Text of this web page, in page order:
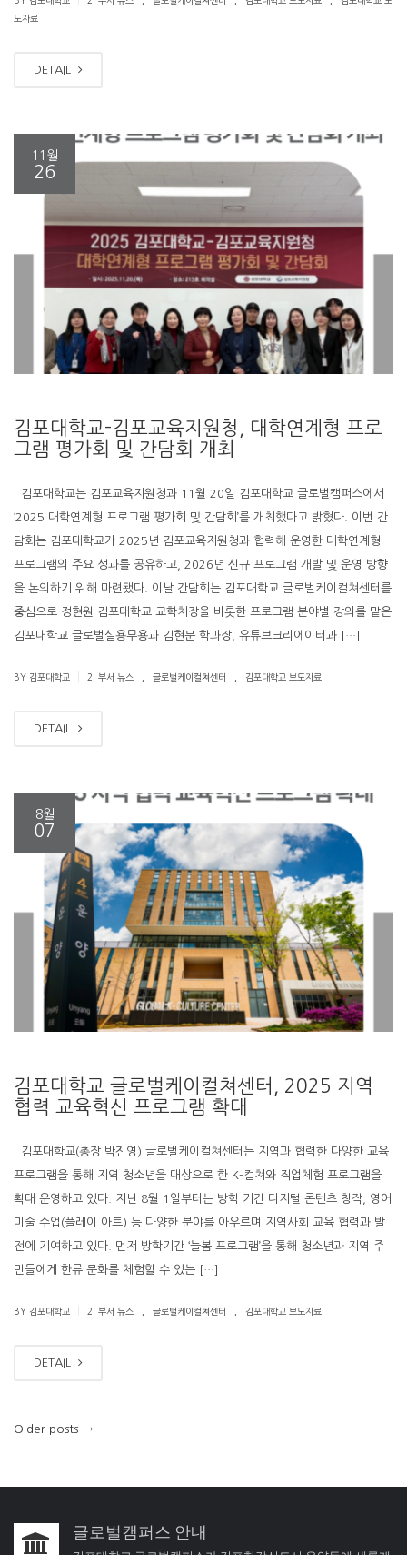
도자료
DETAIL
11월
26
김포대학교-김포교육지원청, 대학연계형 프로
그램 평가회 및 간담회 개최
김포대학교는 김포교육지원청과 11월 20일 김포대학교 글로벌캠퍼스에서
‘2025 대학연계형 프로그램 평가회 및 간담회’를 개최했다고 밝혔다. 이번 간
담회는 김포대학교가 2025년 김포교육지원청과 협력해 운영한 대학연계형
프로그램의 주요 성과를 공유하고, 2026년 신규 프로그램 개발 및 운영 방향
을 논의하기 위해 마련됐다. 이날 간담회는 김포대학교 글로벌케이컬쳐센터를
중심으로 정현원 김포대학교 교학처장을 비롯한 프로그램 분야별 강의를 맡은
김포대학교 글로벌실용무용과 김현문 학과장, 유튜브크리에이터과 […]
BY 김포대학교 2. 부서 뉴스 글로벌케이컬쳐센터 김포대학교 보도자료
DETAIL
8월
07
김포대학교 글로벌케이컬쳐센터, 2025 지역
협력 교육혁신 프로그램 확대
김포대학교(총장 박진영) 글로벌케이컬쳐센터는 지역과 협력한 다양한 교육
프로그램을 통해 지역 청소년을 대상으로 한 K-컬쳐와 직업체험 프로그램을
확대 운영하고 있다. 지난 8월 1일부터는 방학 기간 디지털 콘텐츠 창작, 영어
미술 수업(플레이 아트) 등 다양한 분야를 아우르며 지역사회 교육 협력과 발
전에 기여하고 있다. 먼저 방학기간 ‘늘봄 프로그램’을 통해 청소년과 지역 주
민들에게 한류 문화를 체험할 수 있는 […]
BY 김포대학교 2. 부서 뉴스 글로벌케이컬쳐센터 김포대학교 보도자료
DETAIL
Older posts →
글로벌캠퍼스 안내